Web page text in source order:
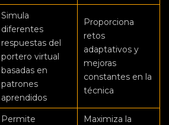
Simula
diferentes
respuestas del
portero virtual
basadas en
patrones
aprendidos
Proporciona
retos
adaptativos y
mejoras
constantes en la
técnica
Permite
Maximiza la